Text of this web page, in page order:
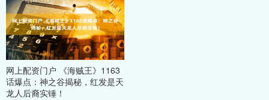
网上配资门户 《海贼王》1163
话爆点：神之谷揭秘，红发是天
龙人后裔实锤！